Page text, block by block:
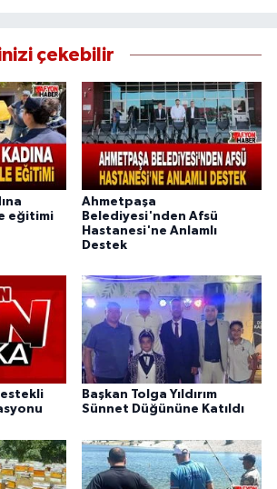
çekebilir
eğitimi
Ahmetpaşa
Belediyesi'nden Afsü
Hastanesi'ne Anlamlı
Destek
Başkan Tolga Yıldırım
Sünnet Düğününe Katıldı